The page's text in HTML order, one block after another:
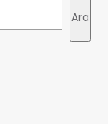
Ara